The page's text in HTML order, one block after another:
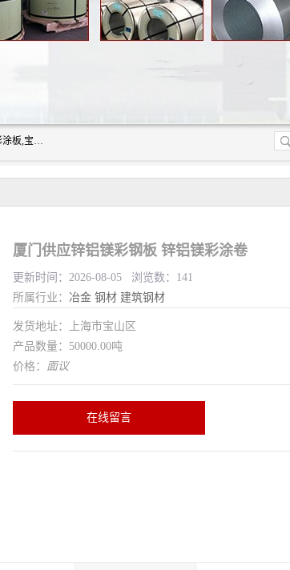
上海志辰实业有限公司主要经销:上海宝钢彩钢卷（宝钢总厂）台湾氟碳彩钢板,烨辉彩钢板,宝钢彩钢板,宝钢彩涂板,宝钢彩钢卷,马钢彩钢板,马钢彩钢卷,镀铝锌钢板,PVDF彩钢板,台湾烨辉彩钢板,高耐候彩钢板,硅改性彩钢板,规格齐全。
厦门供应锌铝镁彩钢板 锌铝镁彩涂卷
更新时间：2026-08-05 浏览数：141
所属行业： 冶金 钢材 建筑钢材
发货地址：上海市宝山区
产品数量：50000.00吨
价格： 面议
在线留言